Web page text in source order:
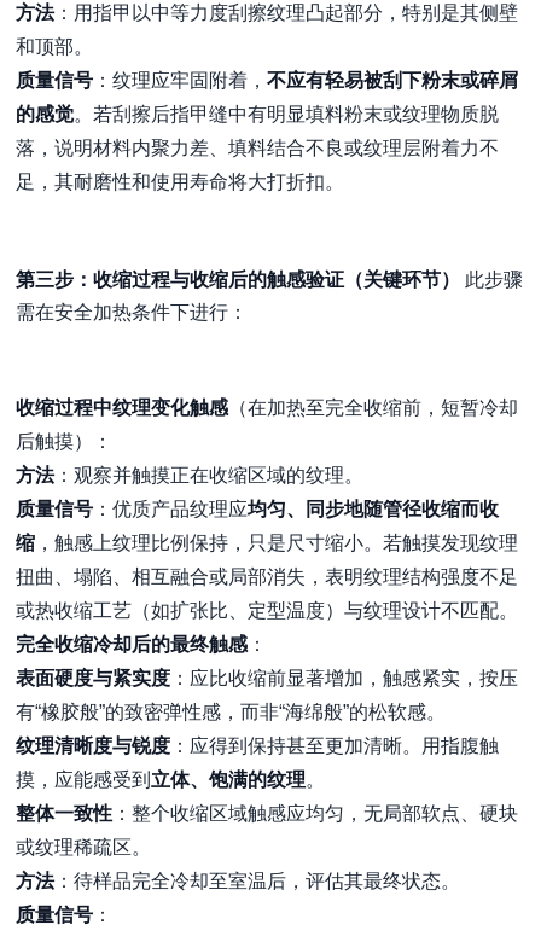
方法：用指甲以中等力度刮擦纹理凸起部分，特别是其侧壁
和顶部。
质量信号 ：纹理应牢固附着，不应有轻易被刮下粉末或碎屑
的感觉。若刮擦后指甲缝中有明显填料粉末或纹理物质脱
落，说明材料内聚力差、填料结合不良或纹理层附着力不
足，其耐磨性和使用寿命将大打折扣。
第三步：收缩过程与收缩后的触感验证（关键环节）
此步骤
需在安全加热条件下进行：
收缩过程中纹理变化触感（在加热至完全收缩前，短暂冷却
后触摸）：
方法：观察并触摸正在收缩区域的纹理。
质量信号 ：优质产品纹理应均匀、同步地随管径收缩而收
缩 ，触感上纹理比例保持，只是尺寸缩小。若触摸发现纹理
扭曲、塌陷、相互融合或局部消失，表明纹理结构强度不足
或热收缩工艺（如扩张比、定型温度）与纹理设计不匹配。
完全收缩冷却后的最终触感：
表面硬度与紧实度 ：应比收缩前显著增加，触感紧实，按压
有“橡胶般”的致密弹性感，而非“海绵般”的松软感。
纹理清晰度与锐度 ：应得到保持甚至更加清晰。用指腹触
摸，应能感受到立体、饱满的纹理。
整体一致性 ：整个收缩区域触感应均匀，无局部软点、硬块
或纹理稀疏区。
方法：待样品完全冷却至室温后，评估其最终状态。
质量信号 ：